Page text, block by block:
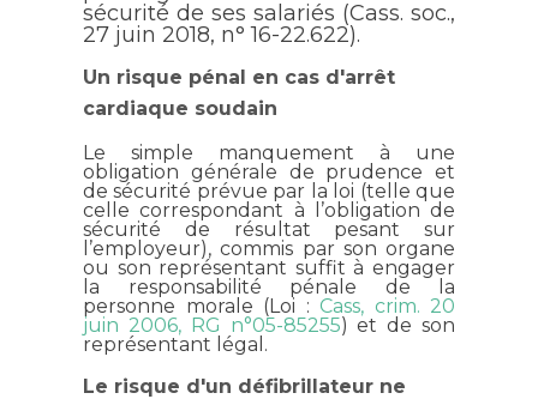
sécurité de ses salariés (Cass. soc.,
27 juin 2018, n° 16-22.622).
Un risque pénal en cas d'arrêt
cardiaque soudain
Le simple manquement à une
obligation générale de prudence et
de sécurité prévue par la loi (telle que
celle correspondant à l’obligation de
sécurité de résultat pesant sur
l’employeur), commis par son organe
ou son représentant suffit à engager
la responsabilité pénale de la
personne morale (Loi : Cass, crim. 20
juin 2006, RG n°05-85255) et de son
représentant légal.
Le risque d'un défibrillateur ne